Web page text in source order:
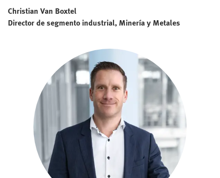
Christian Van Boxtel
Director de segmento industrial, Minería y Metales